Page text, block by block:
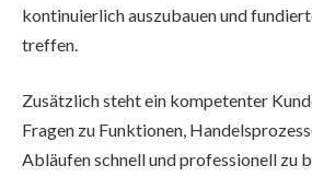
kontinuierlich auszubauen und
treffen.
Zusätzlich steht ein kompetenter
Fragen zu Funktionen,
Abläufen schnell und professionell zu